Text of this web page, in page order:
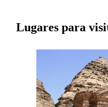
Lugares para